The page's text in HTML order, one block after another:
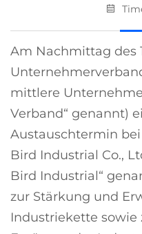
Am Nachmittag des
mittlere
Verband“ genannt)
Austauschtermin
Bird Industrial Co.,
Bird Industrial“
zur Stärkung und
Industriekette